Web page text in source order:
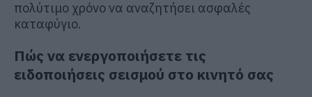
πολύτιμο χρόνο να αναζητήσει ασφαλές
καταφύγιο.
Πώς να ενεργοποιήσετε τις
ειδοποιήσεις σεισμού στο κινητό σας